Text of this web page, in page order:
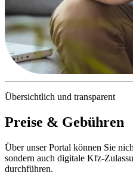
Übersichtlich und transparent
Preise & Gebühren
Über unser Portal können Sie
sondern auch digitale Kfz-
durchführen.